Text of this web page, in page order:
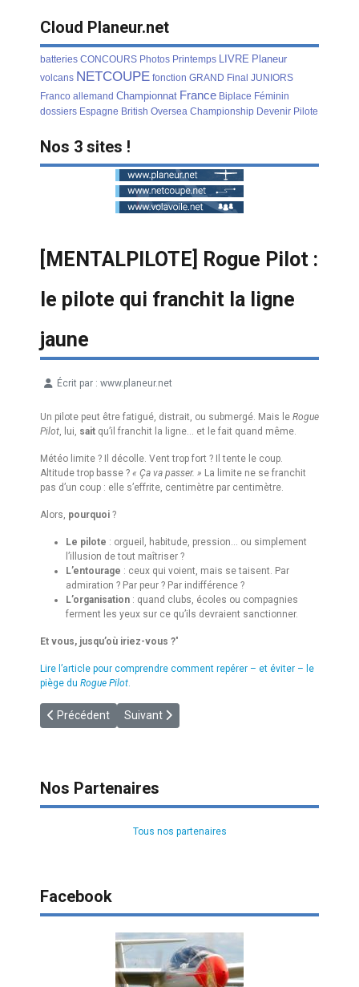
Cloud Planeur.net
batteries CONCOURS Photos Printemps LIVRE Planeur
volcans NETCOUPE fonction GRAND Final JUNIORS
Franco allemand Championnat France Biplace Féminin
dossiers Espagne British Oversea Championship Devenir Pilote
Nos 3 sites !
[MENTALPILOTE] Rogue Pilot :
le pilote qui franchit la ligne
jaune
Écrit par : www.planeur.net
Un pilote peut être fatigué, distrait, ou submergé. Mais le Rogue
Pilot , lui, sait qu’il franchit la ligne… et le fait quand même.
Météo limite ? Il décolle. Vent trop fort ? Il tente le coup.
Altitude trop basse ? « Ça va passer. » La limite ne se franchit
pas d’un coup : elle s’effrite, centimètre par centimètre.
Alors, pourquoi ?
Le pilote : orgueil, habitude, pression… ou simplement
l’illusion de tout maîtriser ?
L’entourage : ceux qui voient, mais se taisent. Par
admiration ? Par peur ? Par indifférence ?
L’organisation : quand clubs, écoles ou compagnies
ferment les yeux sur ce qu’ils devraient sanctionner.
Et vous, jusqu’où iriez-vous ?"
Lire l’article pour comprendre comment repérer – et éviter – le
piège du Rogue Pilot
Article précédent : [MENTALPILOTE] Stress en aviation :
Précédent Article suivant : [VIDEO] Vrille
Suivant
Nos Partenaires
Tous nos partenaires
Facebook